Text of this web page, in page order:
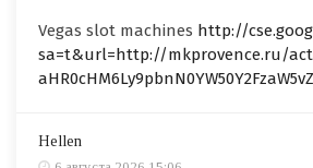
Vegas slot machines http://
sa=t&url=http://mkprovence.ru/
Hellen